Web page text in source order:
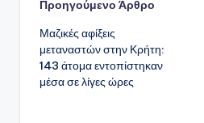
Πλοήγηση
δημοσιεύσεων
Προηγούμενο Άρθρο
Μαζικές αφίξεις
μεταναστών στην Κρήτη:
143 άτομα εντοπίστηκαν
μέσα σε λίγες ώρες